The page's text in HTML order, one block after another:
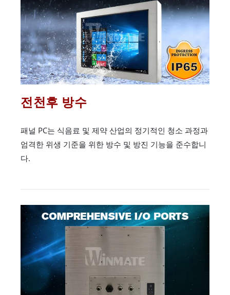
전천후 방수
패널 PC는 식음료 및 제약 산업의 정기적인 청소 과정과
엄격한 위생 기준을 위한 방수 및 방진 기능을 준수합니
다.